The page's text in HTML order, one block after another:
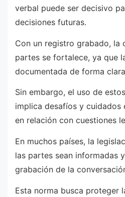
verbal puede ser decisivo
decisiones futuras.
Con un registro grabado, la
partes se fortalece, ya que
documentada de forma
Sin embargo, el uso de
implica desafíos y cuidados
en relación con cuestiones
En muchos países, la
las partes sean informadas
grabación de la
Esta norma busca proteger